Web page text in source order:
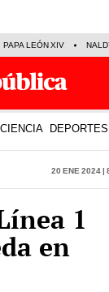
PAPA LEÓN XIV
CIENCIA DEPORTES
20 Ene 2024 |
1
en